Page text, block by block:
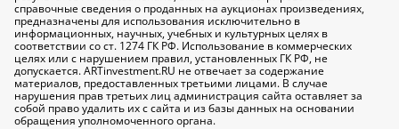
справочные сведения о проданных на аукционах произведениях,
предназначены для использования исключительно в
информационных, научных, учебных и культурных целях в
соответствии со ст. 1274 ГК РФ. Использование в коммерческих
целях или с нарушением правил, установленных ГК РФ, не
допускается. ARTinvestment.RU не отвечает за содержание
материалов, предоставленных третьими лицами. В случае
нарушения прав третьих лиц администрация сайта оставляет за
собой право удалить их с сайта и из базы данных на основании
обращения уполномоченного органа.